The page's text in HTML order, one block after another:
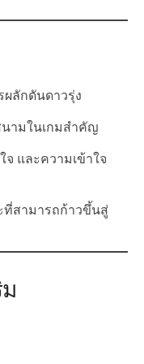
ลักดันดาวรุ่ง
นามในเกมสำคัญ
และความเข้าใจ
ที่สามารถก้าวขึ้นสู่